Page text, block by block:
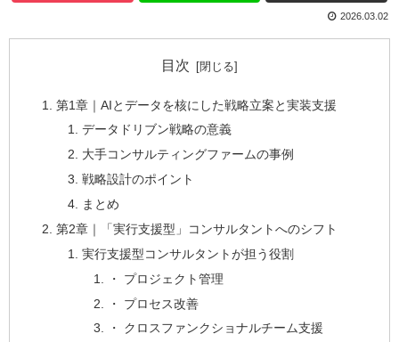
2026.03.02
目次
第1章｜AIとデータを核にした戦略立案と実装支援
データドリブン戦略の意義
大手コンサルティングファームの事例
戦略設計のポイント
まとめ
第2章｜「実行支援型」コンサルタントへのシフト
実行支援型コンサルタントが担う役割
・ プロジェクト管理
・ プロセス改善
・ クロスファンクショナルチーム支援